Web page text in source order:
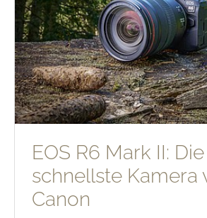
EOS R6 Mark II:
schnellste Kamera
Canon